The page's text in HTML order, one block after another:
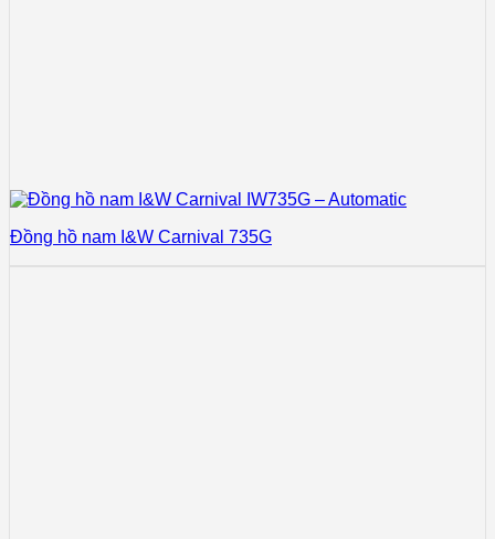
Đồng hồ nam I&W Carnival 735G